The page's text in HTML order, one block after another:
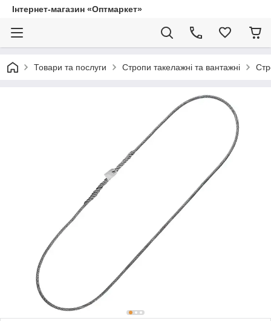
Інтернет-магазин «Оптмаркет»
Товари та послуги Стропи такелажні та вантажні